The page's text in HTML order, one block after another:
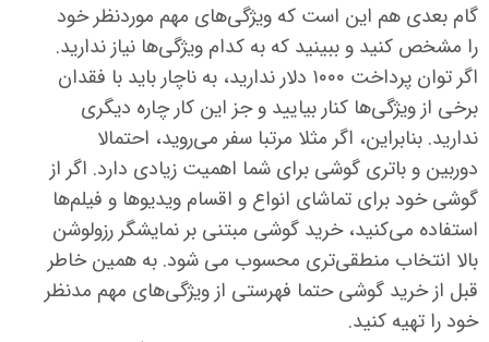
گام بعدی هم این است که ویژگی‌های مهم موردنظر خود
را مشخص کنید و ببینید که به کدام ویژگی‌ها نیاز ندارید.
اگر توان پرداخت ۱۰۰۰ دلار ندارید، به ناچار باید با فقدان
برخی از ویژگی‌ها کنار بیایید و جز این کار چاره دیگری
ندارید. بنابراین، اگر مثلا مرتبا سفر می‌روید، احتمالا
دوربین و باتری گوشی برای شما اهمیت زیادی دارد. اگر از
گوشی خود برای تماشای انواع و اقسام ویدیوها و فیلم‌ها
استفاده می‌کنید، خرید گوشی مبتنی بر نمایشگر رزولوشن
بالا انتخاب منطقی‌تری محسوب می شود. به همین خاطر
قبل از خرید گوشی حتما فهرستی از ویژگی‌های مهم مدنظر
خود را تهیه کنید.